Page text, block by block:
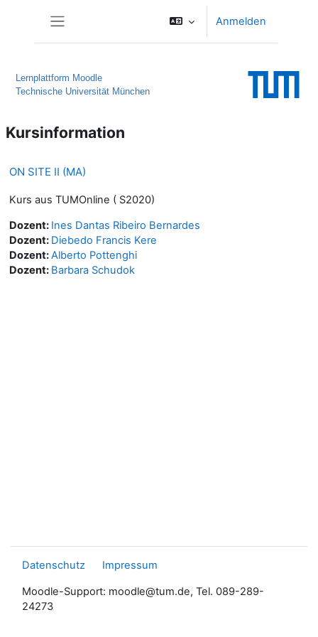
Anmelden
Lernplattform Moodle
Technische Universität München
Kursinformation
ON SITE II (MA)
Kurs aus TUMOnline ( S2020)
Dozent: Ines Dantas Ribeiro Bernardes
Dozent: Diebedo Francis Kere
Dozent:Alberto Pottenghi
Dozent: Barbara Schudok
Datenschutz Impressum
Moodle-Support: moodle@tum.de, Tel. 089-289-
24273